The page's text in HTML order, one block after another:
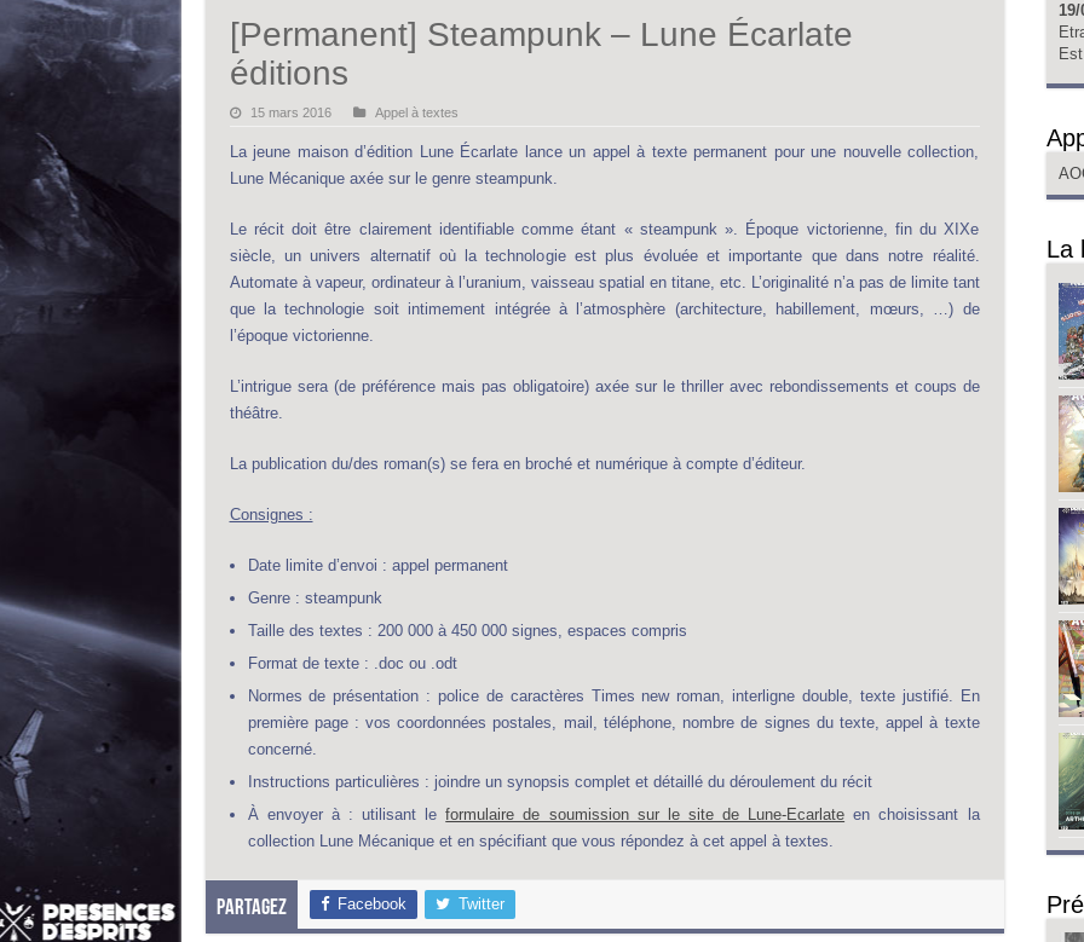
[Permanent] Steampunk – Lune Écarlate
éditions
15 mars 2016 Appel à textes
La jeune maison d’édition Lune Écarlate lance un appel à texte permanent pour une nouvelle collection,
Lune Mécanique axée sur le genre steampunk.
Le récit doit être clairement identifiable comme étant « steampunk ». Époque victorienne, fin du XIXe
siècle, un univers alternatif où la technologie est plus évoluée et importante que dans notre réalité.
Automate à vapeur, ordinateur à l’uranium, vaisseau spatial en titane, etc. L’originalité n’a pas de limite tant
que la technologie soit intimement intégrée à l’atmosphère (architecture, habillement, mœurs, …) de
l’époque victorienne.
L’intrigue sera (de préférence mais pas obligatoire) axée sur le thriller avec rebondissements et coups de
théâtre.
La publication du/des roman(s) se fera en broché et numérique à compte d’éditeur.
Consignes :
Date limite d’envoi : appel permanent
Genre : steampunk
Taille des textes : 200 000 à 450 000 signes, espaces compris
Format de texte : .doc ou .odt
Normes de présentation : police de caractères Times new roman, interligne double, texte justifié. En
première page : vos coordonnées postales, mail, téléphone, nombre de signes du texte, appel à texte
concerné.
Instructions particulières : joindre un synopsis complet et détaillé du déroulement du récit
À envoyer à : utilisant leformulaire de soumission sur le site de Lune-Ecarlate en choisissant la
collection Lune Mécanique et en spécifiant que vous répondez à cet appel à textes.
Partagez Facebook Twitter
19/
Est
La